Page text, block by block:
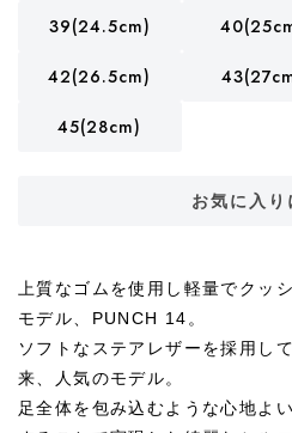
39(24.5cm)
42(26.5cm)
45(28cm)
お気に入り
上質なゴムを使用し軽量でクッ
モデル、PUNCH 14。
ソフトなステアレザーを採用し
来、人気のモデル。
足全体を包み込むような心地よ